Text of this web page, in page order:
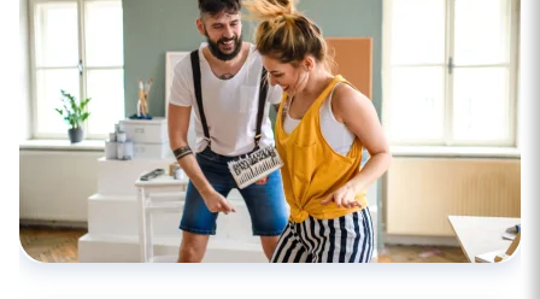
Rencontres célibataires à Andernos-Les-